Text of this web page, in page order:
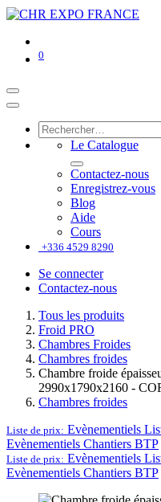
0
Le Catalogue
Contactez-nous
Enregistrez-vous
Blog
Aide
Cours
+336 4529 8290
Se connecter
Contactez-nous
Tous les produits
Froid PRO
Chambres Froides
Chambres froides
Chambre froide
2990x1790x2160 -
Chambres froides
Liste de prix: Evènementiels
Evènementiels Chantiers BTP
Liste de prix: Evènementiels
Evènementiels Chantiers BTP